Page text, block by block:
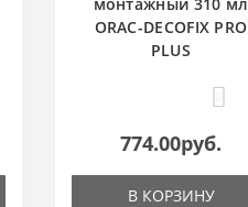
ORAC-DECOFIX PRO
PLUS
774.00руб.
В КОРЗИНУ